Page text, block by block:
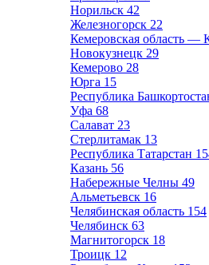
Норильск 42
Железногорск 22
Кемеровская область —
Новокузнецк 29
Кемерово 28
Юрга 15
Республика
Уфа 68
Салават 23
Стерлитамак 13
Республика Татарстан
Казань 56
Набережные Челны 49
Альметьевск 16
Челябинская область 154
Челябинск 63
Магнитогорск 18
Троицк 12